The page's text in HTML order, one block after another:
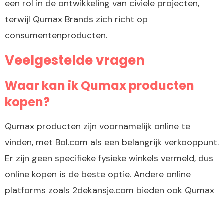
een rol in de ontwikkeling van civiele projecten,
terwijl Qumax Brands zich richt op
consumentenproducten.
Veelgestelde vragen
Waar kan ik Qumax producten
kopen?
Qumax producten zijn voornamelijk online te
vinden, met Bol.com als een belangrijk verkooppunt.
Er zijn geen specifieke fysieke winkels vermeld, dus
online kopen is de beste optie. Andere online
platforms zoals 2dekansje.com bieden ook Qumax